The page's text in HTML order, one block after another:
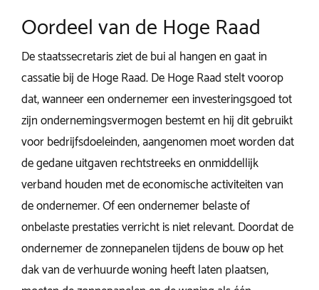
Oordeel van de Hoge Raad
De staatssecretaris ziet de bui al hangen en gaat in
cassatie bij de Hoge Raad. De Hoge Raad stelt voorop
dat, wanneer een ondernemer een investeringsgoed tot
zijn ondernemingsvermogen bestemt en hij dit gebruikt
voor bedrijfsdoeleinden, aangenomen moet worden dat
de gedane uitgaven rechtstreeks en onmiddellijk
verband houden met de economische activiteiten van
de ondernemer. Of een ondernemer belaste of
onbelaste prestaties verricht is niet relevant. Doordat de
ondernemer de zonnepanelen tijdens de bouw op het
dak van de verhuurde woning heeft laten plaatsen,